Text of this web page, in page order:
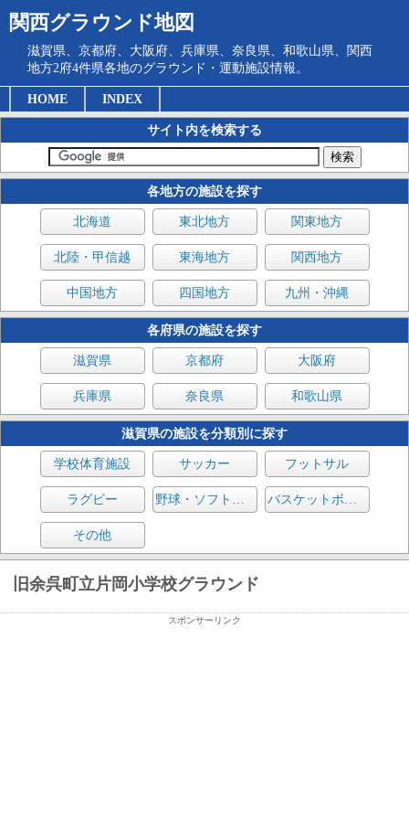
関西グラウンド地図
滋賀県、京都府、大阪府、兵庫県、奈良県、和歌山県、関西
地方2府4件県各地のグラウンド・運動施設情報。
HOME INDEX
サイト内を検索する
各地方の施設を探す
北海道 東北地方 関東地方
北陸・甲信越 東海地方 関西地方
中国地方 四国地方 九州・沖縄
各府県の施設を探す
滋賀県 京都府 大阪府
兵庫県 奈良県 和歌山県
滋賀県の施設を分類別に探す
学校体育施設 サッカー フットサル
ラグビー 野球・ソフトボール バスケットボール
その他
旧余呉町立片岡小学校グラウンド
スポンサーリンク